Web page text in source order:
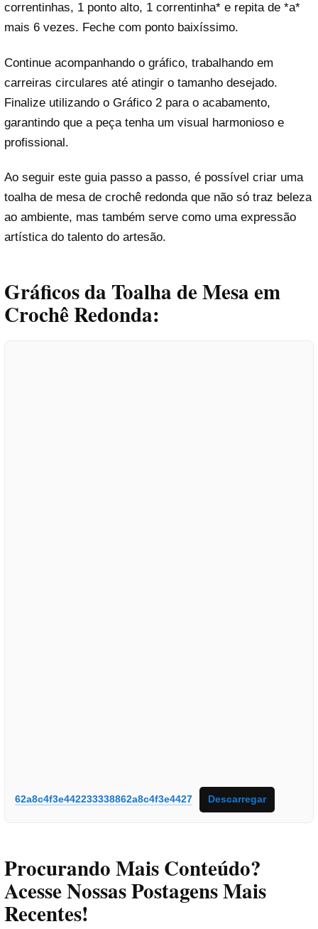
correntinhas, 1 ponto alto, 1 correntinha* e repita de *a*
mais 6 vezes. Feche com ponto baixíssimo.
Continue acompanhando o gráfico, trabalhando em
carreiras circulares até atingir o tamanho desejado.
Finalize utilizando o Gráfico 2 para o acabamento,
garantindo que a peça tenha um visual harmonioso e
profissional.
Ao seguir este guia passo a passo, é possível criar uma
toalha de mesa de crochê redonda que não só traz beleza
ao ambiente, mas também serve como uma expressão
artística do talento do artesão.
Gráficos da Toalha de Mesa em
Crochê Redonda:
62a8c4f3e442233338862a8c4f3e4427 Descarregar
Procurando Mais Conteúdo?
Acesse Nossas Postagens Mais
Recentes!